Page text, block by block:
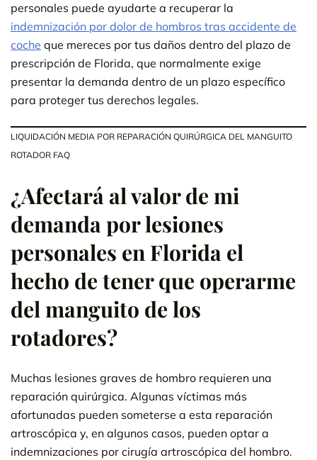
personales puede ayudarte a recuperar la
indemnización por dolor de hombros tras accidente de
coche que mereces por tus daños dentro del plazo de
prescripción de Florida, que normalmente exige
presentar la demanda dentro de un plazo específico
para proteger tus derechos legales.
LIQUIDACIÓN MEDIA POR REPARACIÓN QUIRÚRGICA DEL MANGUITO
ROTADOR FAQ
¿Afectará al valor de mi
demanda por lesiones
personales en Florida el
hecho de tener que operarme
del manguito de los
rotadores?
Muchas lesiones graves de hombro requieren una
reparación quirúrgica. Algunas víctimas más
afortunadas pueden someterse a esta reparación
artroscópica y, en algunos casos, pueden optar a
indemnizaciones por cirugía artroscópica del hombro.